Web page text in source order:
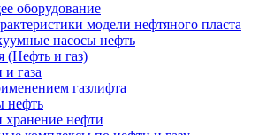
оборудование
модели нефтяного пласта
насосы нефть
(Нефть и газ)
газа
газлифта
нефть
хранение нефти